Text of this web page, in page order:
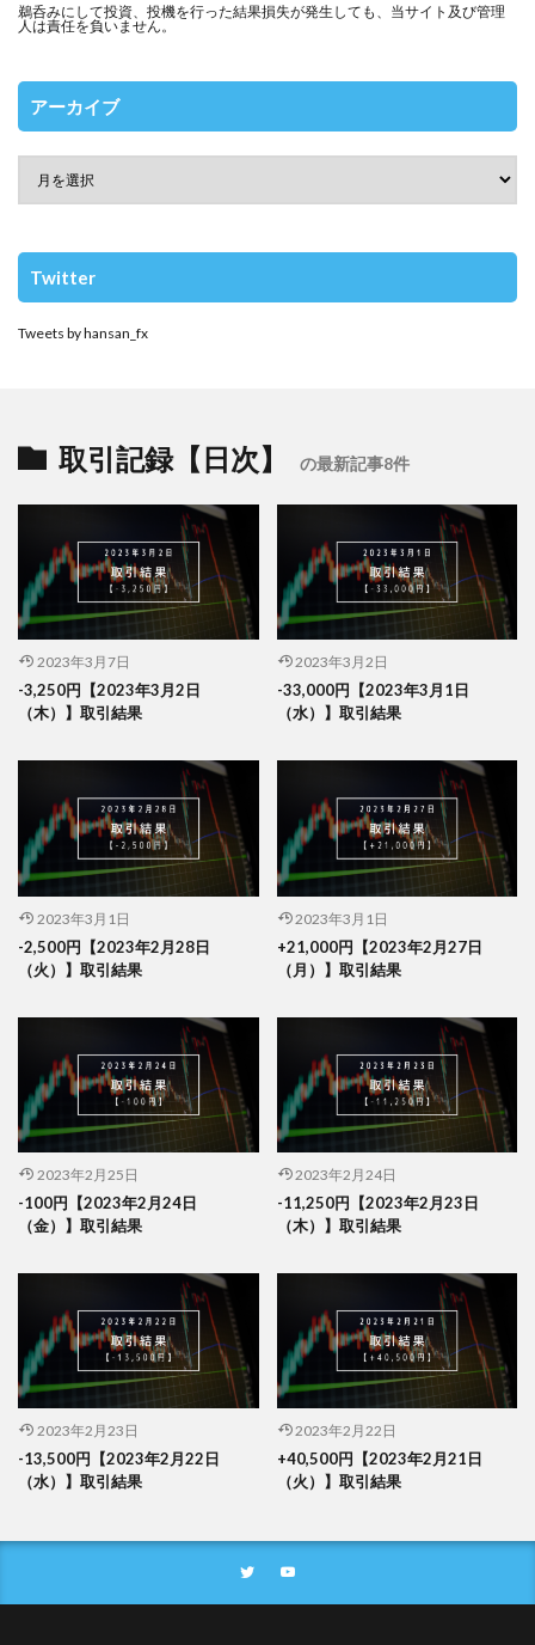
鵜呑みにして投資、投機を行った結果損失が発生しても、当サイト及び管理
人は責任を負いません。
アーカイブ
Twitter
Tweets by hansan_fx
取引記録【日次】 の最新記事8件
2023年3月7日
-3,250円【2023年3月2日
（木）】取引結果
2023年3月2日
-33,000円【2023年3月1日
（水）】取引結果
2023年3月1日
-2,500円【2023年2月28日
（火）】取引結果
2023年3月1日
+21,000円【2023年2月27日
（月）】取引結果
2023年2月25日
-100円【2023年2月24日
（金）】取引結果
2023年2月24日
-11,250円【2023年2月23日
（木）】取引結果
2023年2月23日
-13,500円【2023年2月22日
（水）】取引結果
2023年2月22日
+40,500円【2023年2月21日
（火）】取引結果